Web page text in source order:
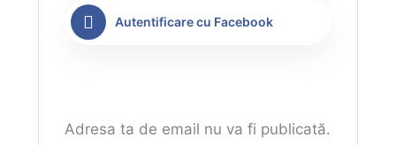
Autentificare cu Facebook
Adresa ta de email nu va fi publicată.